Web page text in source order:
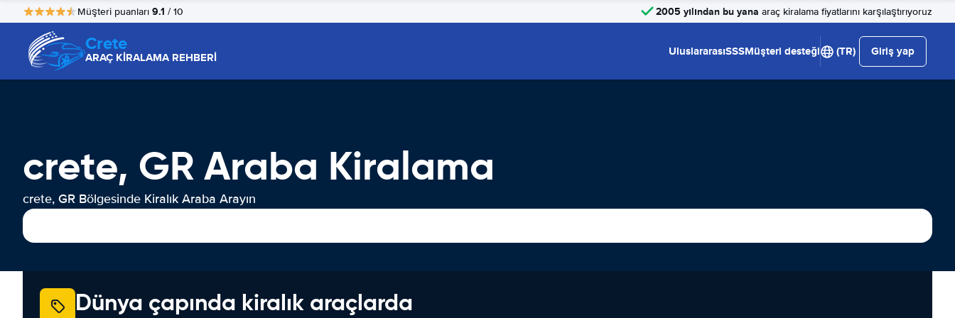
Müşteri puanları 9.1 / 10 2005 yılından bu yana araç kiralama fiyatlarını karşılaştırıyoruz
Crete
ARAÇ KİRALAMA REHBERİ UluslararasıSSSMüşteri desteği (TR) Giriş yap
crete, GR Araba Kiralama
crete, GR Bölgesinde Kiralık Araba Arayın
Dünya çapında kiralık araçlarda